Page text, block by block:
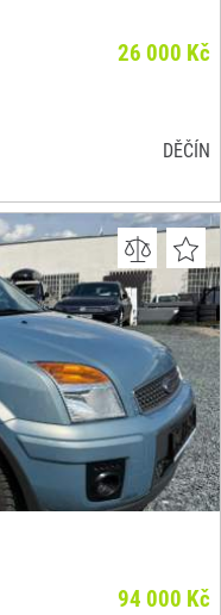
26 000 Kč
DĚČÍN
94 000 Kč